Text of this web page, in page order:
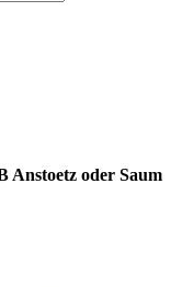
Anstoetz oder Saum